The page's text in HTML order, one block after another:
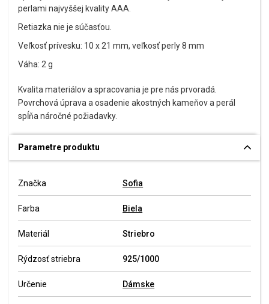
perlami najvyššej kvality AAA.
Retiazka nie je súčasťou.
Veľkosť prívesku: 10 x 21 mm, veľkosť perly 8 mm
Váha: 2 g
Kvalita materiálov a spracovania je pre nás prvoradá.
Povrchová úprava a osadenie akostných kameňov a perál
spĺňa náročné požiadavky.
Parametre produktu
Značka Sofia
Farba Biela
Materiál Striebro
Rýdzosť striebra 925/1000
Určenie Dámske